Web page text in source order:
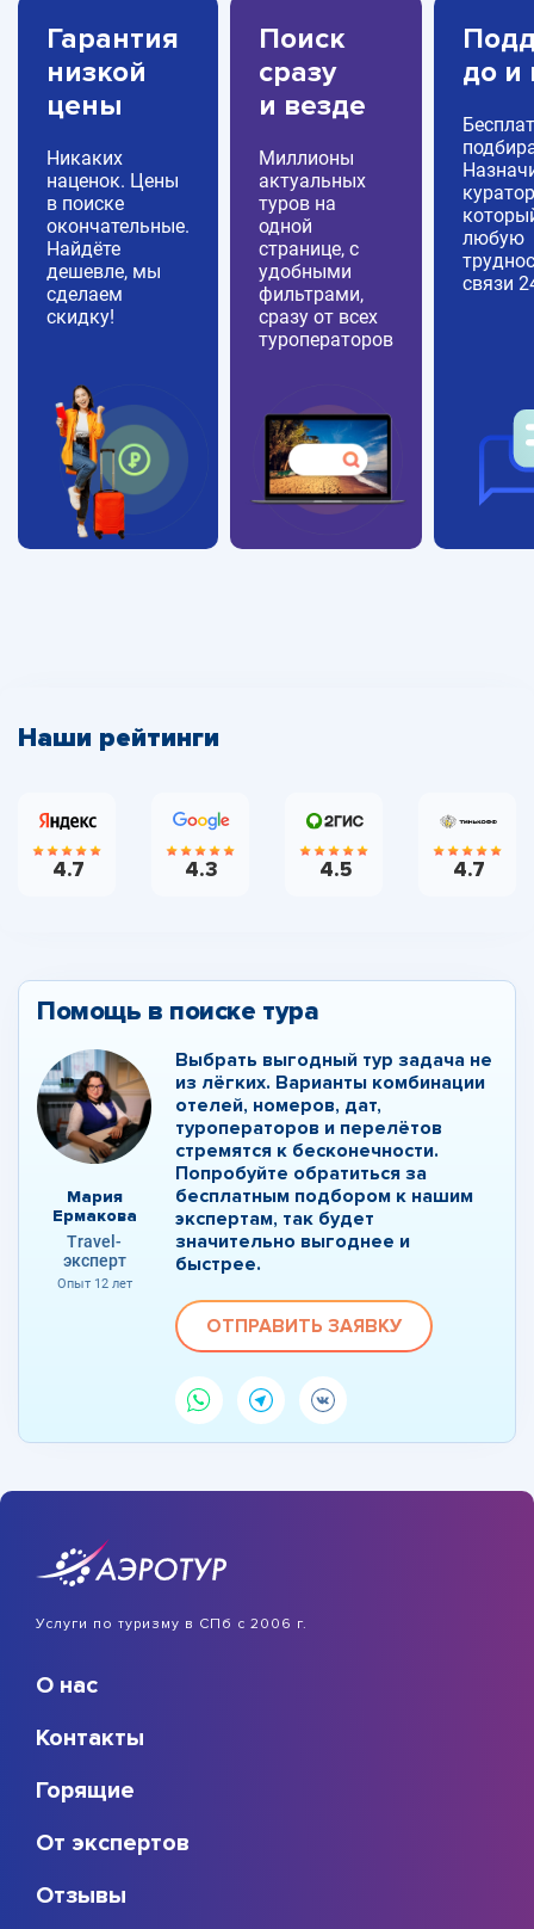
Гарантия
низкой
цены
Никаких
наценок. Цены
в поиске
окончательные.
Найдёте
дешевле, мы
сделаем
скидку!
Поиск
сразу
и везде
Миллионы
актуальных
туров на
одной
странице, с
удобными
фильтрами,
сразу от всех
туроператоров
до и
любую
связи
Наши рейтинги
4.7 4.3 4.5 4.7
Помощь в поиске тура
Мария
Ермакова
Travel-
эксперт
Опыт 12 лет
Выбрать выгодный тур задача не
из лёгких. Варианты комбинации
отелей, номеров, дат,
туроператоров и перелётов
стремятся к бесконечности.
Попробуйте обратиться за
бесплатным подбором к нашим
экспертам, так будет
значительно выгоднее и
быстрее.
ОТПРАВИТЬ ЗАЯВКУ
Услуги по туризму в СПб с 2006 г.
О нас
Контакты
Горящие
От экспертов
Отзывы